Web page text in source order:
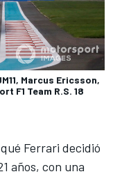
Marcus Ericsson,
F1 Team R.S. 18
Ferrari decidió
años, con una